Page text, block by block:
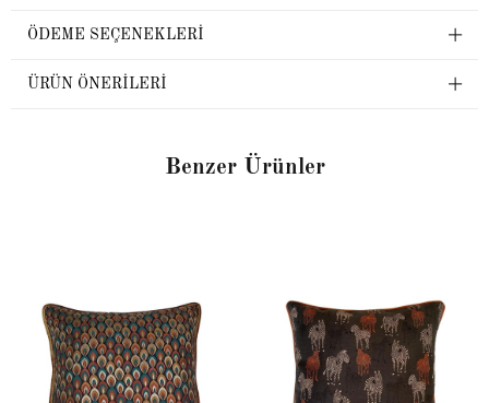
ÖDEME SEÇENEKLERI
ÜRÜN ÖNERILERI
Benzer Ürünler